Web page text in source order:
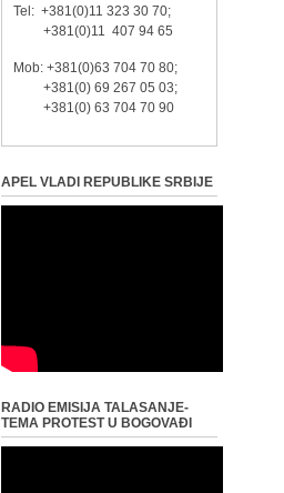
Tel: +381(0)11 323 30 70;
+381(0)11 407 94 65
Mob: +381(0)63 704 70 80;
+381(0) 69 267 05 03;
+381(0) 63 704 70 90
APEL VLADI REPUBLIKE SRBIJE
RADIO EMISIJA TALASANJE-
TEMA PROTEST U BOGOVAĐI